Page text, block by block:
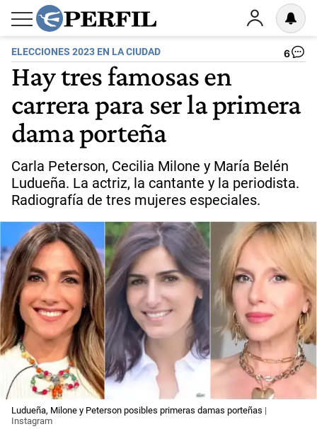
ELECCIONES 2023 EN LA CIUDAD 6
Hay tres famosas en
carrera para ser la primera
dama porteña
Carla Peterson, Cecilia Milone y María Belén
Ludueña. La actriz, la cantante y la periodista.
Radiografía de tres mujeres especiales.
Ludueña, Milone y Peterson posibles primeras damas porteñas |
Instagram